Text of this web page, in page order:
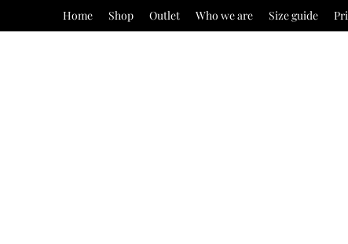
Home Shop Outlet Who we are Size guide